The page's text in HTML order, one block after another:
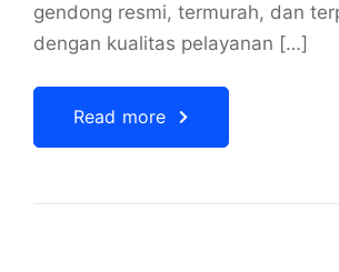
gendong resmi, termurah, dan
dengan kualitas pelayanan […]
Read more